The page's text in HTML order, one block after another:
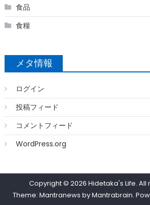
食品
食糧
メタ情報
ログイン
投稿フィード
コメントフィード
WordPress.org
Copyright © 2026 Hidetaka's Life. All
Theme: Mantranews byMantrabrain.